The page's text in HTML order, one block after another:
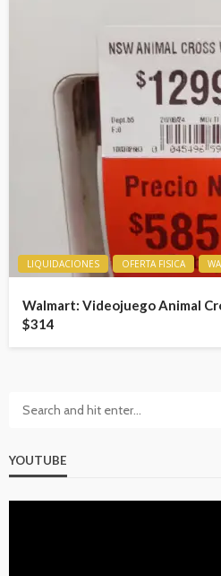
LIQUIDACIONES OFERTA FISICA
Walmart: Videojuego Animal
$314
YOUTUBE